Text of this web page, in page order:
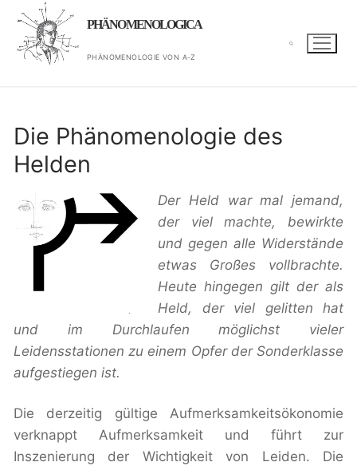
Zum
Inhalt
springen
PHÄNOMENOLOGICA
PHÄNOMENOLOGIE VON A-Z
Die Phänomenologie des
Helden
Der Held war mal jemand,
der viel machte, bewirkte
und gegen alle Widerstände
etwas Großes vollbrachte.
Heute hingegen gilt der als
Held, der viel gelitten hat
und im Durchlaufen möglichst vieler
Leidensstationen zu einem Opfer der Sonderklasse
aufgestiegen ist.
Die derzeitig gültige Aufmerksamkeitsökonomie
verknappt Aufmerksamkeit und führt zur
Inszenierung der Wichtigkeit von Leiden. Die